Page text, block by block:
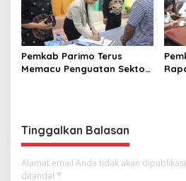
Pemkab Parimo Terus
Memacu Penguatan Sektor
Tinggalkan Balasan
Alamat email Anda tidak akan
ditandai *